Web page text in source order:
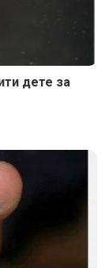
дете за